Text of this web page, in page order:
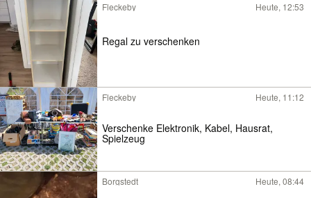
Fleckeby Heute, 12:53
Regal zu verschenken
Fleckeby Heute, 11:12
Verschenke Elektronik, Kabel, Hausrat,
Spielzeug
Borgstedt Heute, 08:44